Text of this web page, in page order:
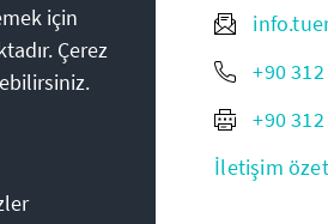
+90
+90
İletişim
için
Çerez